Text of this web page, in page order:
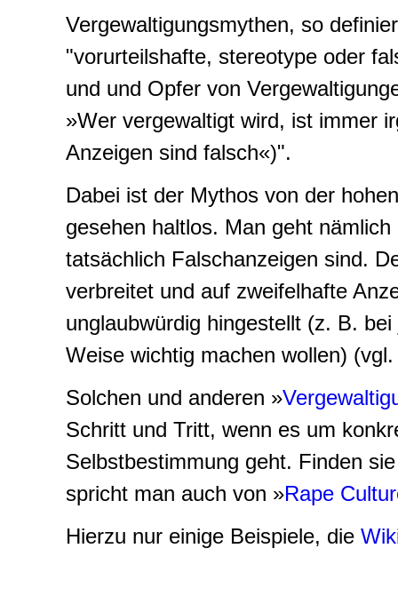
Vergewaltigungsmythen, so
"vorurteilshafte, stereotype oder
und und Opfer von
»Wer vergewaltigt wird, ist immer
Anzeigen sind falsch«)".
Dabei ist der Mythos von der
gesehen haltlos. Man geht
tatsächlich Falschanzeigen sind.
verbreitet und auf zweifelhafte
unglaubwürdig hingestellt (z. B.
Weise wichtig machen wollen)
Solchen und anderen »
Schritt und Tritt, wenn es um
Selbstbestimmung geht. Finden
spricht man auch von »Rape
Hierzu nur einige Beispiele, die